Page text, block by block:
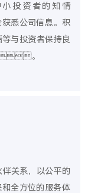
投资者的知情
悉公司信息。积
与投资者保持良
。
关系，以公平的
全方位的服务体